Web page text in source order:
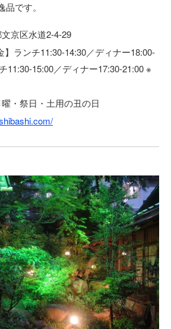
です。
京区水道2-4-29
】ランチ11:30-14:30／ディナー18:00-
11:30-15:00／ディナー17:30-21:00 ※
・祭日・土用の丑の日